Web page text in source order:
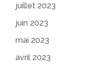
juillet 2023
juin 2023
mai 2023
avril 2023